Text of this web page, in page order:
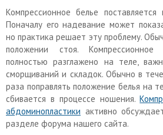
Компрессионное белье
Поначалу его надевание может
но практика решает эту проблему.
положении стоя.
полностью разглажено на теле,
сморщиваний и складок. Обычно в
раза поправлять положение белья на
сбивается в процессе ношения.
абдоминопластики активно
разделе форума нашего сайта.